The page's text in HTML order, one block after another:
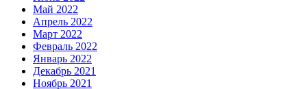
Май 2022
Апрель 2022
Март 2022
Февраль 2022
Январь 2022
Декабрь 2021
Ноябрь 2021